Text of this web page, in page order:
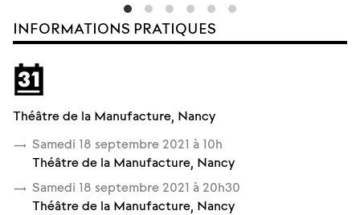
INFORMATIONS PRATIQUES
Lieu
Calendrier
Théâtre de la Manufacture, Nancy
Détails
des
Séances
Samedi 18 septembre 2021 à 10h
Théâtre de la Manufacture, Nancy
Samedi 18 septembre 2021 à 20h30
Théâtre de la Manufacture, Nancy